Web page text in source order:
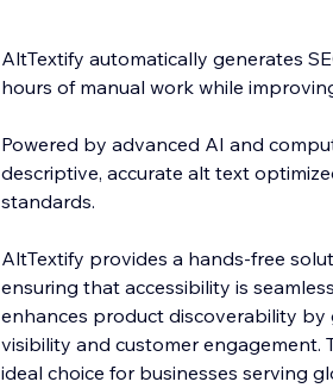
AltTextify automatically generates
hours of manual work while
Powered by advanced AI and
descriptive, accurate alt text
standards.
AltTextify provides a hands-free
ensuring that accessibility is
enhances product discoverability
visibility and customer engagement.
ideal choice for businesses serving